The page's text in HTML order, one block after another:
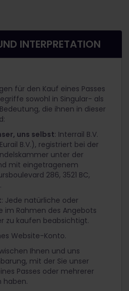
INTERPRETATION
für den Kauf eines Passes
sowohl in Singular- als
die ihnen in dieser
uns selbst: Interrail B.V.
B.V.), registriert bei der
unter der
mit eingetragenem
286, 3521 BC,
: Jede natürliche oder
im Rahmen des Angebots
zu kaufen beabsichtigt.
Website-Konto.
Ihnen und uns
mit der Sie unser
Passes oder mehrerer
haben.